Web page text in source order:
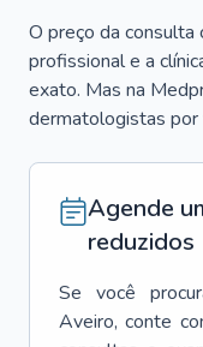
O preço da
profissional e a
exato. Mas na
dermatologistas por
Agende
reduzidos
Se você
Aveiro, conte